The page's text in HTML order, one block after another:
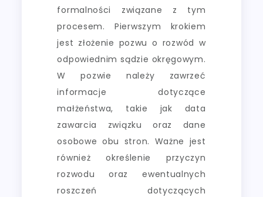
formalności związane z tym
procesem. Pierwszym krokiem
jest złożenie pozwu o rozwód w
odpowiednim sądzie okręgowym.
W pozwie należy zawrzeć
informacje dotyczące
małżeństwa, takie jak data
zawarcia związku oraz dane
osobowe obu stron. Ważne jest
również określenie przyczyn
rozwodu oraz ewentualnych
roszczeń dotyczących